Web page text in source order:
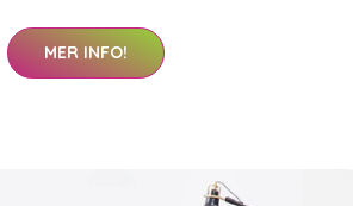
MER INFO!